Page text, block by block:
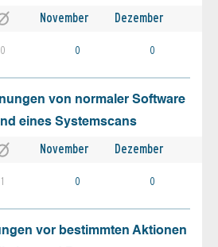
November Dezember
0 0 0
von normaler Software
eines Systemscans
November Dezember
1 0 0
vor bestimmten Aktionen